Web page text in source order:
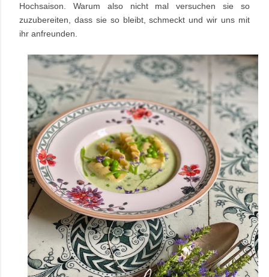
Hochsaison. Warum also nicht mal versuchen sie so
zuzubereiten, dass sie so bleibt, schmeckt und wir uns mit
ihr anfreunden.